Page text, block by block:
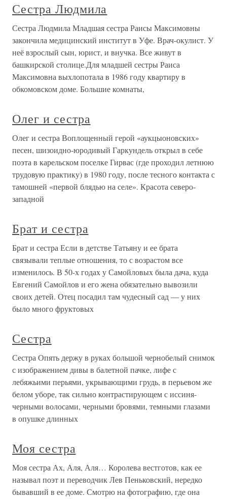
Сестра Людмила
Сестра Людмила Младшая сестра Раисы Максимовны
закончила медицинский институт в Уфе. Врач-окулист. У
неё взрослый сын, юрист, и внучка. Все живут в
башкирской столице.Для младшей сестры Раиса
Максимовна выхлопотала в 1986 году квартиру в
обкомовском доме. Большие комнаты,
Олег и сестра
Олег и сестра Воплощенный герой «аукцыоновских»
песен, шизоидно-юродивый Гаркундель открыл в себе
поэта в карельском поселке Гирвас (где проходил летнюю
трудовую практику) в 1980 году, после тесного контакта с
тамошней «первой блядью на селе». Красота северо-
западной
Брат и сестра
Брат и сестра Если в детстве Татьяну и ее брата
связывали теплые отношения, то с возрастом все
изменилось. В 50-х годах у Самойловых была дача, куда
Евгений Самойлов и его жена обязательно вывозили
своих детей. Отец посадил там чудесный сад — у них
было много фруктовых
Сестра
Сестра Опять держу в руках большой чернобелый снимок
с изображением дивы в балетной пачке, лифе с
лебяжьими перьями, укрывающими грудь, в перьевом же
белом уборе, так сильно контрастирующем с иссиня-
черными волосами, черными бровями, темными глазами
в опушке длинных
Моя сестра
Моя сестра Ах, Аля, Аля… Королева вестготов, как ее
называл поэт и переводчик Лев Пеньковский, нередко
бывавший в ее доме. Смотрю на фотографию, где она